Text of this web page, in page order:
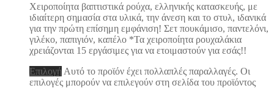
Χειροποίητα βαπτιστικά ρούχα, ελληνικής κατασκευής, με
ιδιαίτερη σημασία στα υλικά, την άνεση και το στυλ, ιδανικά
για την πρώτη επίσημη εμφάνιση! Σετ πουκάμισο, παντελόνι,
γιλέκο, παπιγιόν, καπέλο *Τα χειροποίητα ρουχαλάκια
χρειάζονται 15 εργάσιμες για να ετοιμαστούν για εσάς!!
Επιλογή Αυτό το προϊόν έχει πολλαπλές παραλλαγές. Οι
επιλογές μπορούν να επιλεγούν στη σελίδα του προϊόντος